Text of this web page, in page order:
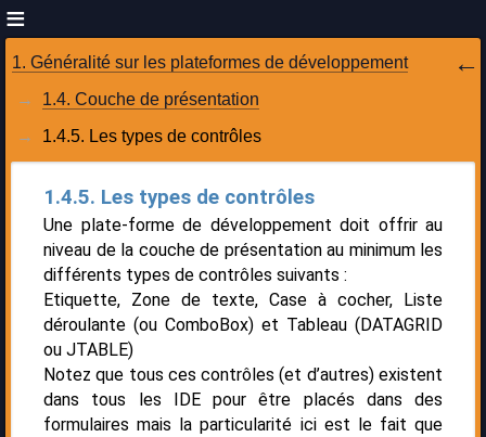
1. Généralité sur les plateformes de développement
1.4. Couche de présentation
1.4.5. Les types de contrôles
1.4.5. Les types de contrôles
Une plate-forme de développement doit offrir au
niveau de la couche de présentation au minimum les
différents types de contrôles suivants :
Etiquette, Zone de texte, Case à cocher, Liste
déroulante (ou ComboBox) et Tableau (DATAGRID
ou JTABLE)
Notez que tous ces contrôles (et d’autres) existent
dans tous les IDE pour être placés dans des
formulaires mais la particularité ici est le fait que